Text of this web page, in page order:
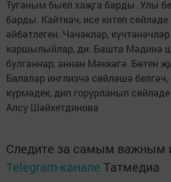
Туганым быел хаҗга барды. Улы
барды. Кайткач, исе китеп
әйбәтлеген. Чәчәкләр,
каршылыйлар, ди. Башта Мәдинә
булганнар, аннан Мәккәгә. Бөтен
Балалар инглизчә сөйләшә
күрмәдек, дип горурланып
Алсу Шәйхетдинова
Следите за самым важным
Telegram-канале Татмедиа